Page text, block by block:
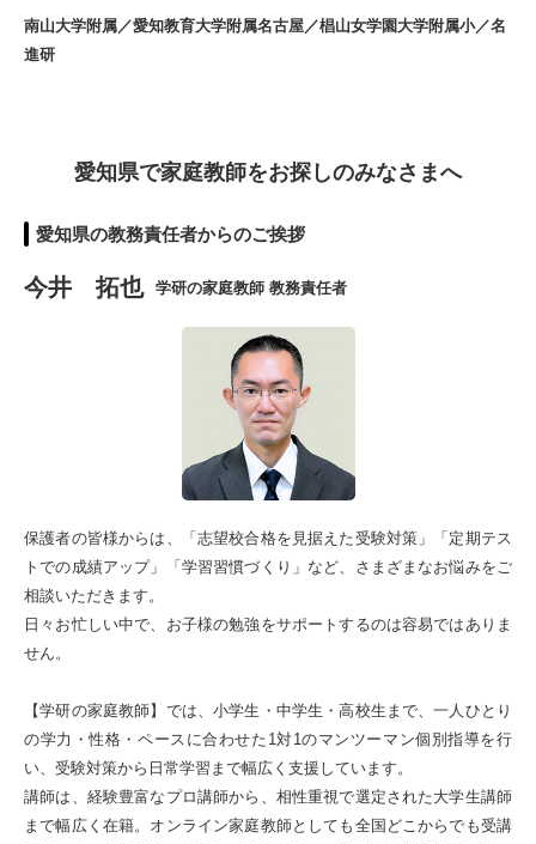
南山大学附属／愛知教育大学附属名古屋／椙山女学園大学附属小／名
進研
愛知県で家庭教師をお探しのみなさまへ
愛知県の教務責任者からのご挨拶
今井 拓也 学研の家庭教師 教務責任者
保護者の皆様からは、「志望校合格を見据えた受験対策」「定期テス
トでの成績アップ」「学習習慣づくり」など、さまざまなお悩みをご
相談いただきます。
日々お忙しい中で、お子様の勉強をサポートするのは容易ではありま
せん。
【学研の家庭教師】では、小学生・中学生・高校生まで、一人ひとり
の学力・性格・ペースに合わせた1対1のマンツーマン個別指導を行
い、受験対策から日常学習まで幅広く支援しています。
講師は、経験豊富なプロ講師から、相性重視で選定された大学生講師
まで幅広く在籍。オンライン家庭教師としても全国どこからでも受講